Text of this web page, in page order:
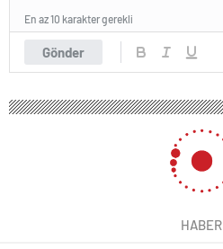
Gönder
En az 10 karakter gerekli
HABER